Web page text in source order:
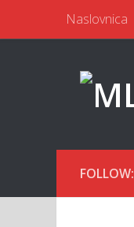
Naslovnica
FOLLOW: